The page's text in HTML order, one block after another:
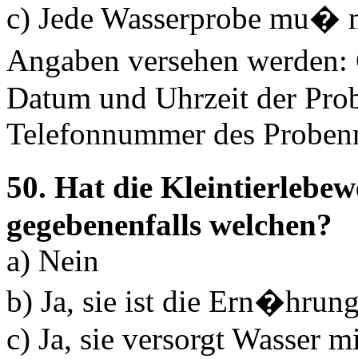
c) Jede Wasserprobe mu�
Angaben versehen
Datum und Uhrzeit der
Telefonnummer des
50. Hat die
gegebenenfalls welchen?
a) Nein
b) Ja, sie ist die
c) Ja, sie versorgt Wasser